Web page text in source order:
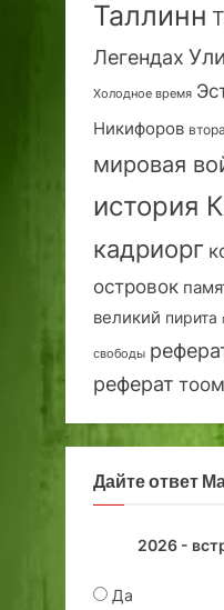
Таллинн
Легендах
Холодное время
Никифоров
мировая
история
кадриорг
островок
великий пирита
свободы
реферат
Дайте ответ
2026 -
Да